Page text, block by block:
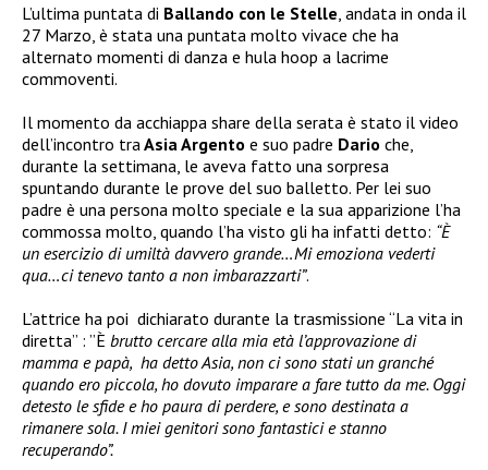
L’ultima puntata di Ballando con le Stelle , andata in onda il
27 Marzo, è stata una puntata molto vivace che ha
alternato momenti di danza e hula hoop a lacrime
commoventi.
Il momento da acchiappa share della serata è stato il video
dell’incontro tra Asia Argento e suo padre Dario che,
durante la settimana, le aveva fatto una sorpresa
spuntando durante le prove del suo balletto. Per lei suo
padre è una persona molto speciale e la sua apparizione l’ha
commossa molto, quando l’ha visto gli ha infatti detto: “È
un esercizio di umiltà davvero grande…Mi emoziona vederti
qua…ci tenevo tanto a non imbarazzarti”.
L’attrice ha poi dichiarato durante la trasmissione “La vita in
diretta” : ”È brutto cercare alla mia età l’approvazione di
mamma e papà, ha detto Asia, non ci sono stati un granché
quando ero piccola, ho dovuto imparare a fare tutto da me. Oggi
detesto le sfide e ho paura di perdere, e sono destinata a
rimanere sola. I miei genitori sono fantastici e stanno
recuperando”.